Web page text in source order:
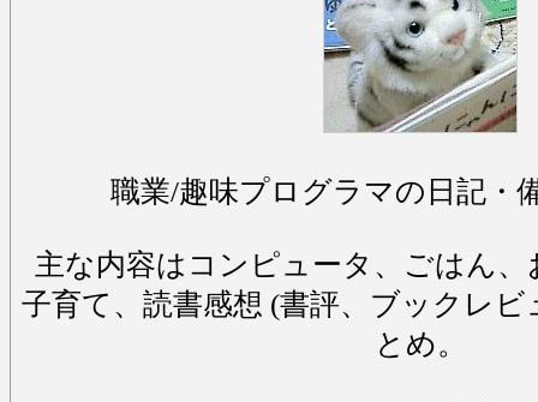
職業/趣味プログラマの日記・
主な内容はコンピュータ、ごはん
子育て、読書感想 (書評、ブックレ
とめ。